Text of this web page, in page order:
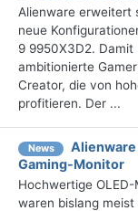
Alienware erweitert
neue
9 9950X3D2.
ambitionierte
Creator, die von
profitieren. Der ...
News
Alienware
Gaming-Monitor
Hochwertige
waren bislang